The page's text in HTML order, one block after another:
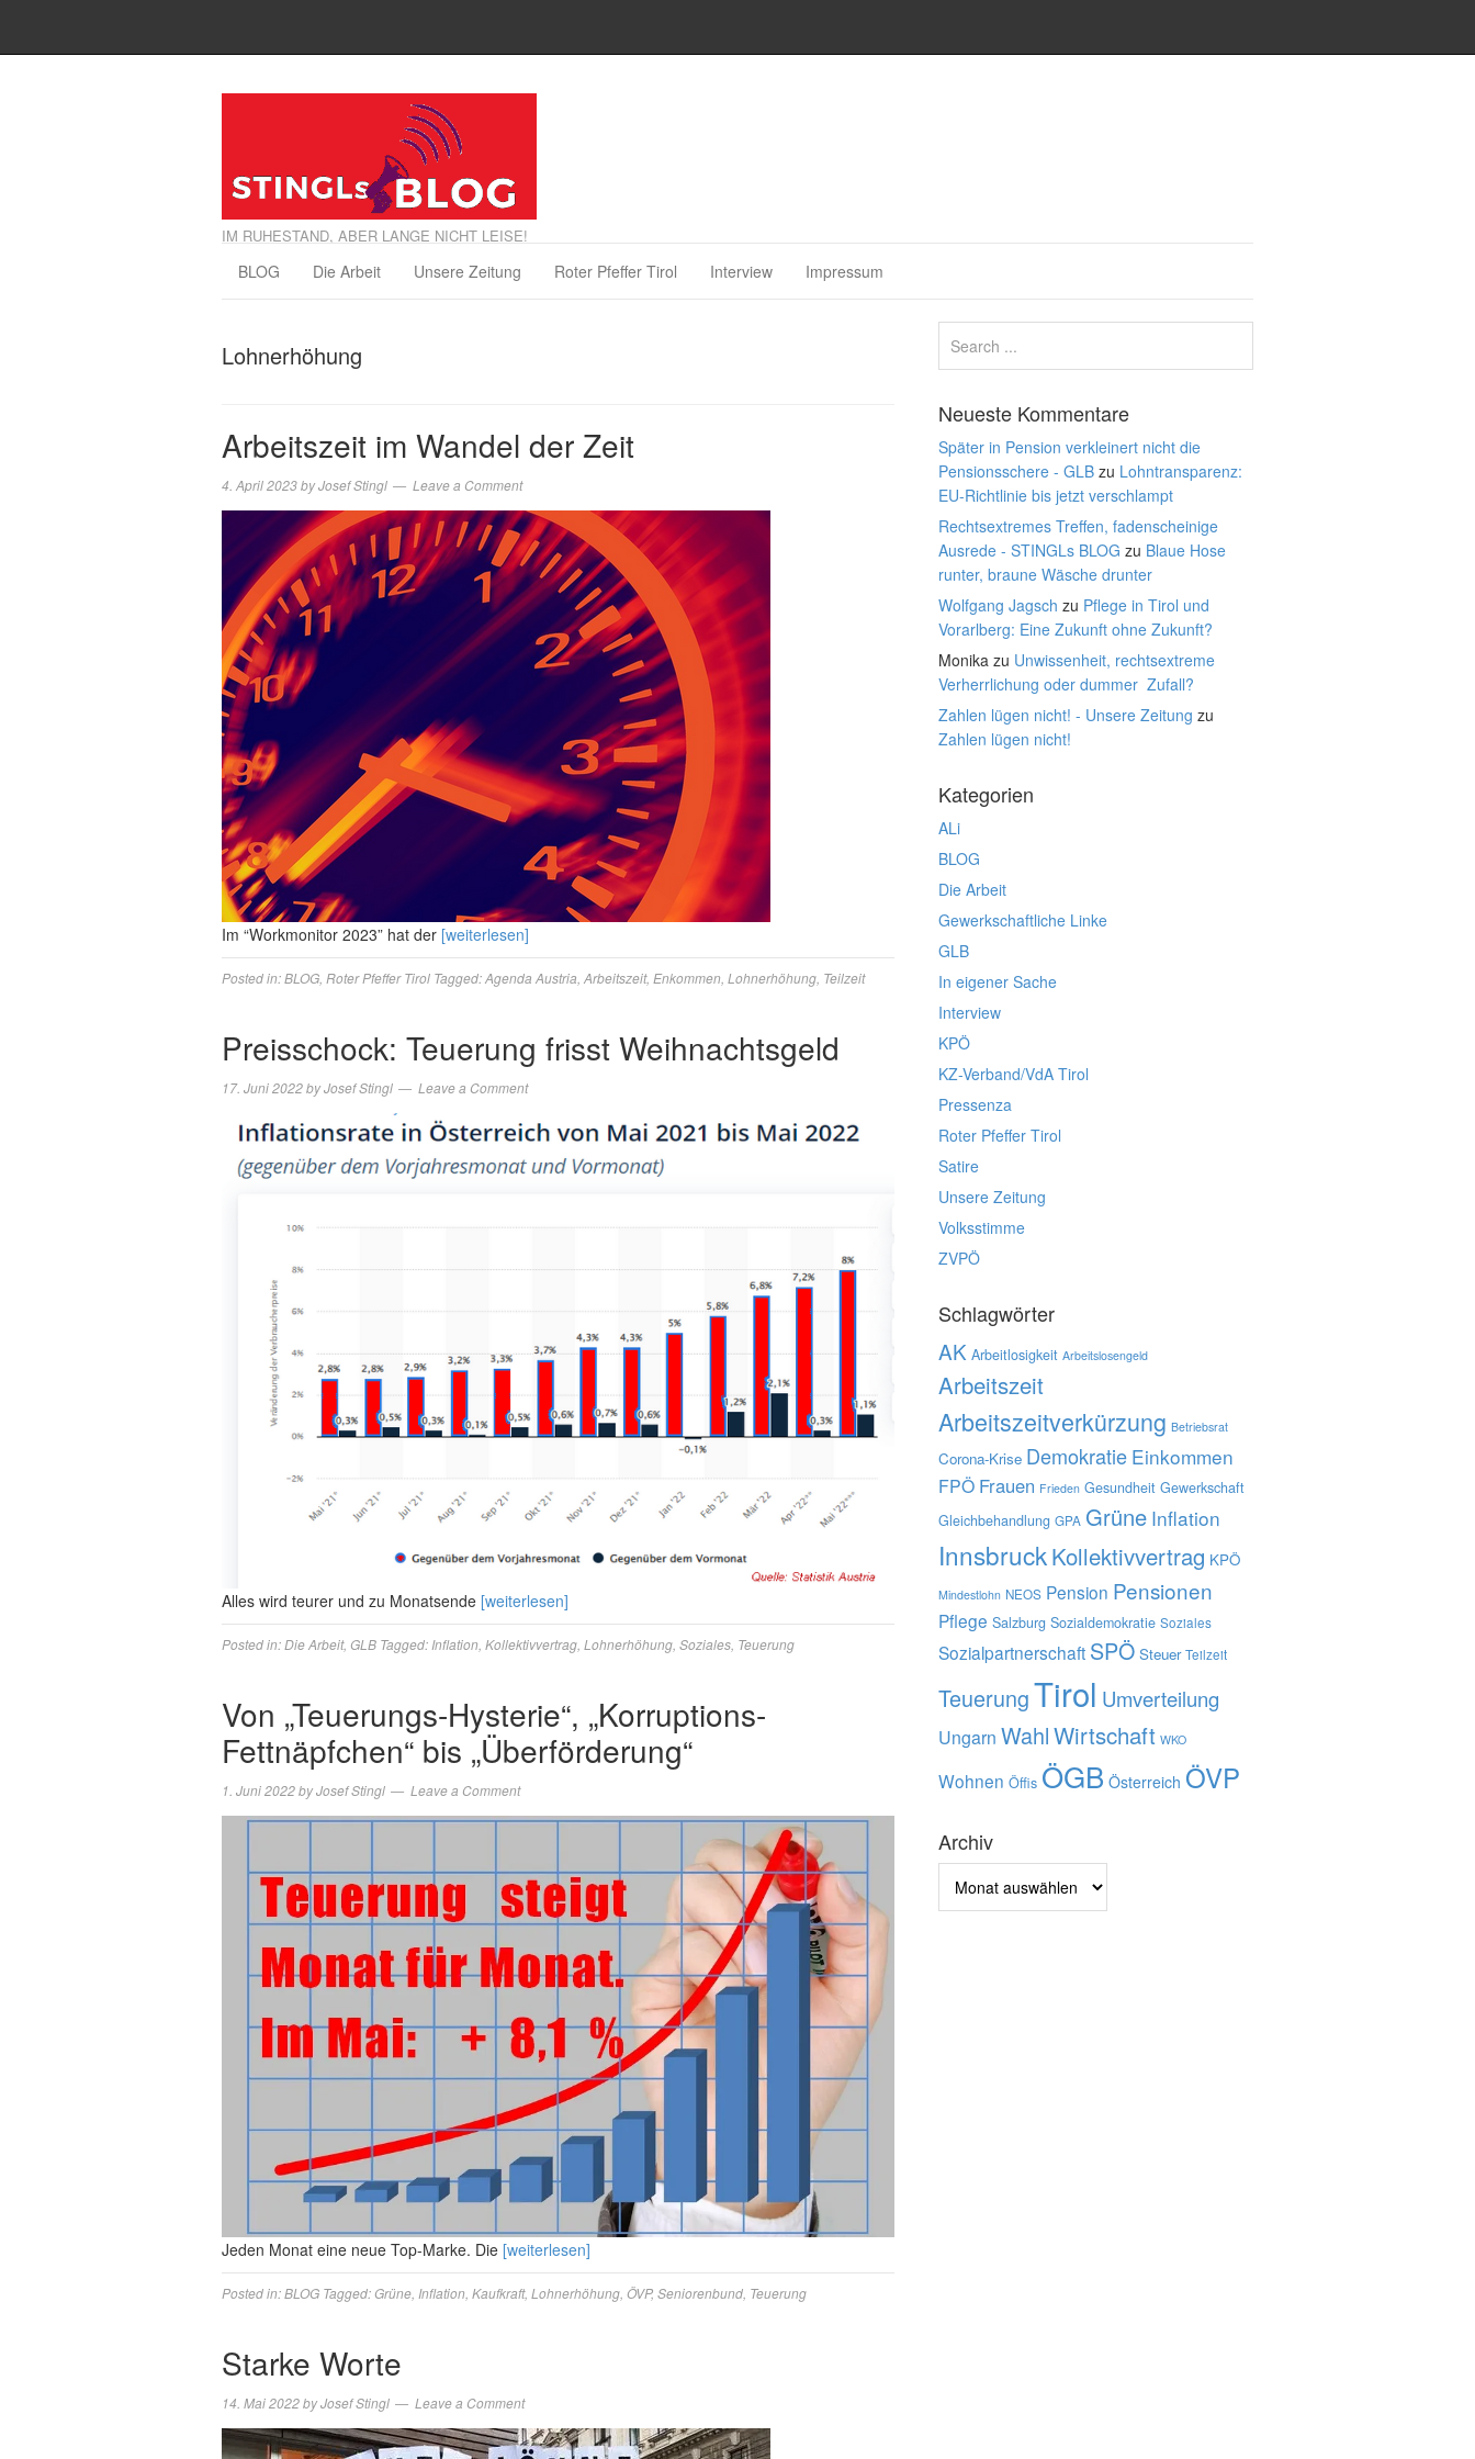
IM RUHESTAND, ABER LANGE NICHT LEISE!
BLOG Die Arbeit Unsere Zeitung Roter Pfeffer Tirol Interview Impressum
Lohnerhöhung
Arbeitszeit im Wandel der Zeit
4. April 2023byJosef Stingl Leave a Comment
Im “Workmonitor 2023” hat der [weiterlesen]
Posted in:BLOG Roter Pfeffer Tirol Tagged:Agenda Austria Arbeitszeit, Enkommen Lohnerhöhung Teilzeit
Preisschock: Teuerung frisst Weihnachtsgeld
17. Juni 2022byJosef Stingl Leave a Comment
Alles wird teurer und zu Monatsende [weiterlesen]
Posted in:Die Arbeit, GLB Tagged: Inflation Kollektivvertrag Lohnerhöhung Soziales Teuerung
Von „Teuerungs-Hysterie“, „Korruptions-
Fettnäpfchen“ bis „Überförderung“
1. Juni 2022byJosef Stingl Leave a Comment
Jeden Monat eine neue Top-Marke. Die [weiterlesen]
Posted in:BLOG Tagged:Grüne Inflation Kaufkraft, Lohnerhöhung ÖVP, Seniorenbund Teuerung
Starke Worte
14. Mai 2022byJosef Stingl Leave a Comment
Neueste Kommentare
Später in Pension verkleinert nicht die
Pensionsschere - GLB zu Lohntransparenz:
EU-Richtlinie bis jetzt verschlampt
Rechtsextremes Treffen, fadenscheinige
Ausrede - STINGLs BLOG zu Blaue Hose
runter, braune Wäsche drunter
Wolfgang Jagsch zu Pflege in Tirol und
Vorarlberg: Eine Zukunft ohne Zukunft?
Monika zu Unwissenheit, rechtsextreme
Verherrlichung oder dummer Zufall?
Zahlen lügen nicht! - Unsere Zeitung zu
Zahlen lügen nicht!
Kategorien
ALi
BLOG
Die Arbeit
Gewerkschaftliche Linke
GLB
In eigener Sache
Interview
KPÖ
KZ-Verband/VdA Tirol
Pressenza
Roter Pfeffer Tirol
Satire
Unsere Zeitung
Volksstimme
ZVPÖ
Schlagwörter
AK Arbeitlosigkeit Arbeitslosengeld
Arbeitszeit
Arbeitszeitverkürzung Betriebsrat
Corona-Krise Demokratie Einkommen
FPÖ Frauen Frieden Gesundheit Gewerkschaft
Gleichbehandlung GPA Grüne Inflation
InnsbruckKollektivvertrag KPÖ
Mindestlohn NEOS Pension Pensionen
Pflege Salzburg Sozialdemokratie Soziales
Sozialpartnerschaft SPÖ Steuer Teilzeit
TeuerungTirol Umverteilung
Ungarn WahlWirtschaft WKO
Wohnen Öffis ÖGB Österreich ÖVP
Archiv